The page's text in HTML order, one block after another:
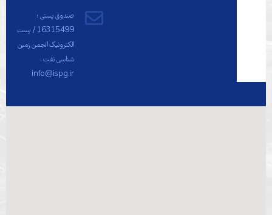
صندوق پستی :
16315499 / پست
الکترونیک انجمن زمین
شناسی نفت :
info@ispg.ir